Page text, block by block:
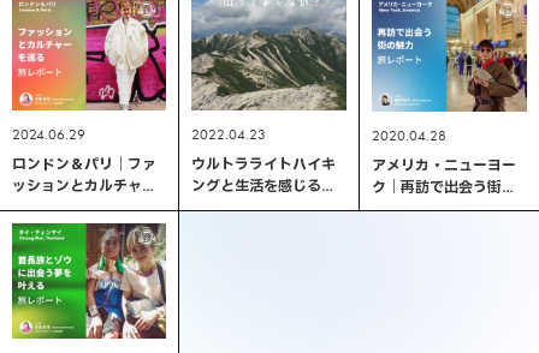
2024.06.29
ロンドン＆パリ｜ファ
ッションとカルチャー
を巡る旅レポート
2022.04.23
ウルトラライトハイキ
ングと生活を感じる山
の魅力
2020.04.28
アメリカ・ニューヨー
ク｜再訪で出会う街の
魅力旅レポート